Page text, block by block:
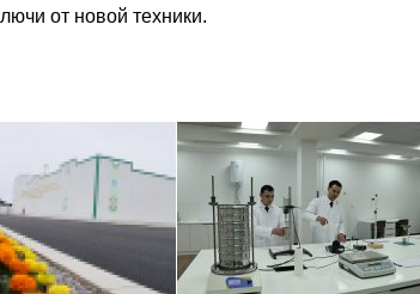
от новой техники.